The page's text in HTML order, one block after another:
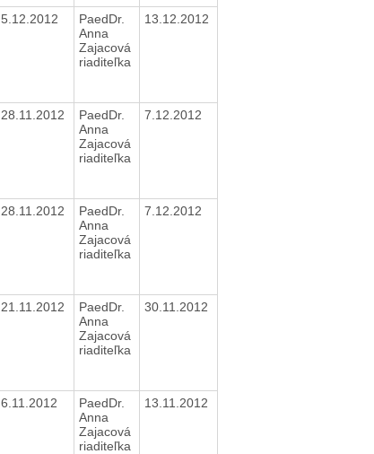
5.12.2012
PaedDr.
Anna
Zajacová
riaditeľka
13.12.2012
28.11.2012
PaedDr.
Anna
Zajacová
riaditeľka
7.12.2012
28.11.2012
PaedDr.
Anna
Zajacová
riaditeľka
7.12.2012
21.11.2012
PaedDr.
Anna
Zajacová
riaditeľka
30.11.2012
6.11.2012
PaedDr.
Anna
Zajacová
riaditeľka
13.11.2012